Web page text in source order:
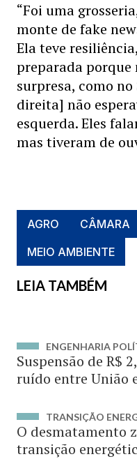
“Foi uma
monte de fake
Ela teve
preparada porque
surpresa, como no
direita] não
esquerda. Eles
mas tiveram de
AGRO CÂMARA
MEIO AMBIENTE
LEIA TAMBÉM
ENGENHARIA
Suspensão de R$
ruído entre União
TRANSIÇÃO
O desmatamento
transição